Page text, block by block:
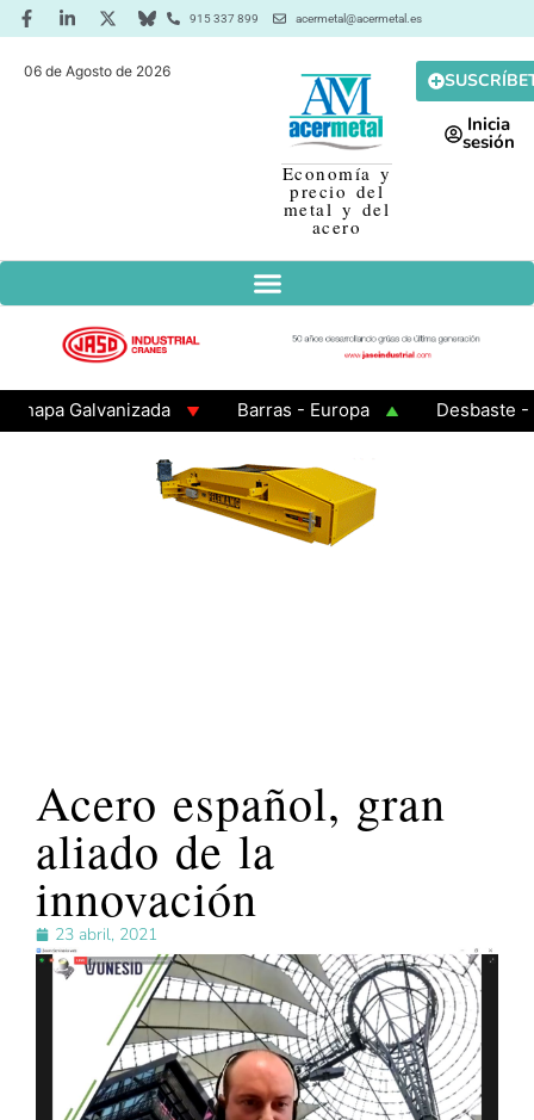
915 337 899 acermetal@acermetal.es
06 de Agosto de 2026
Economía y
precio del
metal y del
acero
Inicia
sesión
Galvanizada Barras - Europa
Desbaste - Asia
Acero español, gran
aliado de la
innovación
23 abril, 2021